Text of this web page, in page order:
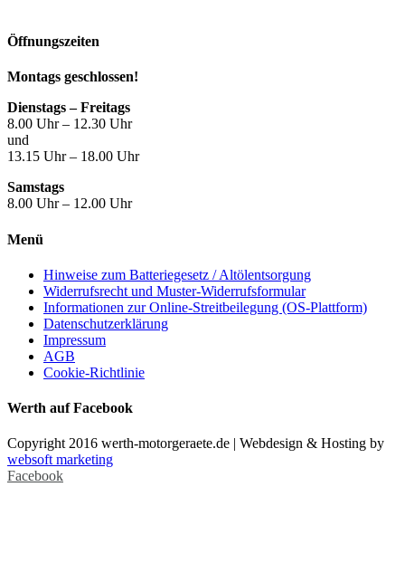
Öffnungszeiten
Montags geschlossen!
Dienstags – Freitags
8.00 Uhr – 12.30 Uhr
und
13.15 Uhr – 18.00 Uhr
Samstags
8.00 Uhr – 12.00 Uhr
Menü
Hinweise zum Batteriegesetz / Altölentsorgung
Widerrufsrecht und Muster-Widerrufsformular
Informationen zur Online-Streitbeilegung (OS-Plattform)
Datenschutzerklärung
Impressum
AGB
Cookie-Richtlinie
Werth auf Facebook
Copyright 2016 werth-motorgeraete.de | Webdesign & Hosting by
websoft marketing
Facebook